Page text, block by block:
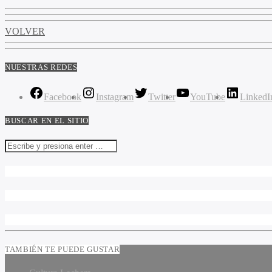
VOLVER
NUESTRAS REDES
Facebook Instagram Twitter YouTube
BUSCAR EN EL SITIO
TAMBIÉN TE PUEDE GUSTAR